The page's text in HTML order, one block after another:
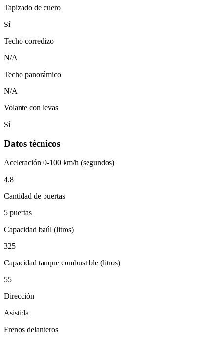
Tapizado de cuero
Sí
Techo corredizo
N/A
Techo panorámico
N/A
Volante con levas
Sí
Datos técnicos
Aceleración 0-100 km/h (segundos)
4.8
Cantidad de puertas
5 puertas
Capacidad baúl (litros)
325
Capacidad tanque combustible (litros)
55
Dirección
Asistida
Frenos delanteros